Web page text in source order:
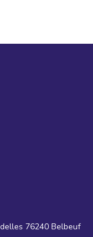
76240 Belbeuf